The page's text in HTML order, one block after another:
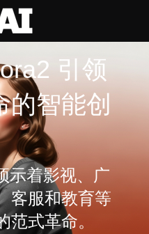
引领
的智能创
示着影视、广
客服和教育等
范式革命。
类